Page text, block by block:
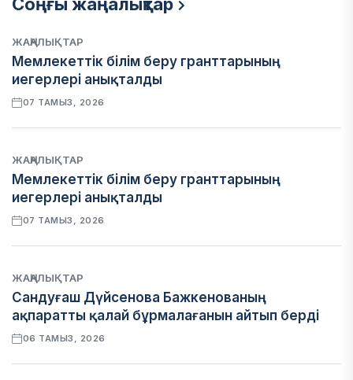
ЖАҢАЛЫҚТАР
Мемлекеттік білім беру гранттарының
иегерлері анықталды
07 ТАМЫЗ, 2026
ЖАҢАЛЫҚТАР
Мемлекеттік білім беру гранттарының
иегерлері анықталды
07 ТАМЫЗ, 2026
ЖАҢАЛЫҚТАР
Сандуғаш Дүйсенова Бажкенованың
ақпаратты қалай бұрмалағанын айтып берді
06 ТАМЫЗ, 2026